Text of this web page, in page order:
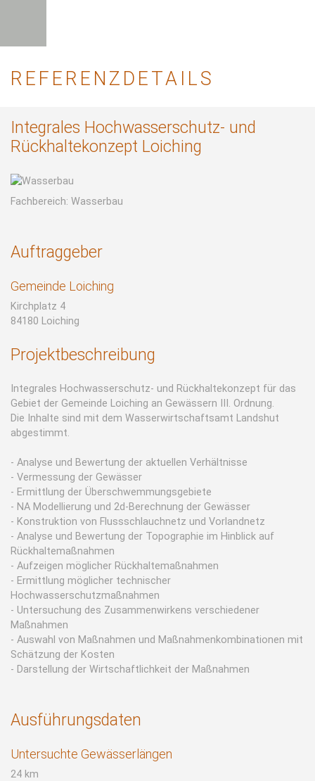
REFERENZDETAILS
Integrales Hochwasserschutz- und
Rückhaltekonzept Loiching
Fachbereich: Wasserbau
Auftraggeber
Gemeinde Loiching
Kirchplatz 4
84180 Loiching
Projektbeschreibung
Integrales Hochwasserschutz- und Rückhaltekonzept für das
Gebiet der Gemeinde Loiching an Gewässern III. Ordnung.
Die Inhalte sind mit dem Wasserwirtschaftsamt Landshut
abgestimmt.
- Analyse und Bewertung der aktuellen Verhältnisse
- Vermessung der Gewässer
- Ermittlung der Überschwemmungsgebiete
- NA Modellierung und 2d-Berechnung der Gewässer
- Konstruktion von Flussschlauchnetz und Vorlandnetz
- Analyse und Bewertung der Topographie im Hinblick auf
Rückhaltemaßnahmen
- Aufzeigen möglicher Rückhaltemaßnahmen
- Ermittlung möglicher technischer
Hochwasserschutzmaßnahmen
- Untersuchung des Zusammenwirkens verschiedener
Maßnahmen
- Auswahl von Maßnahmen und Maßnahmenkombinationen mit
Schätzung der Kosten
- Darstellung der Wirtschaftlichkeit der Maßnahmen
Ausführungsdaten
Untersuchte Gewässerlängen
24 km